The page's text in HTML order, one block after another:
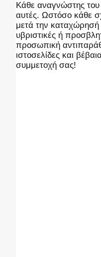
Kάθε αναγνώστης του
αυτές. Ωστόσο κάθε
μετά την καταχώρησή
υβριστικές ή
προσωπική
ιστοσελίδες και
συμμετοχή σας!